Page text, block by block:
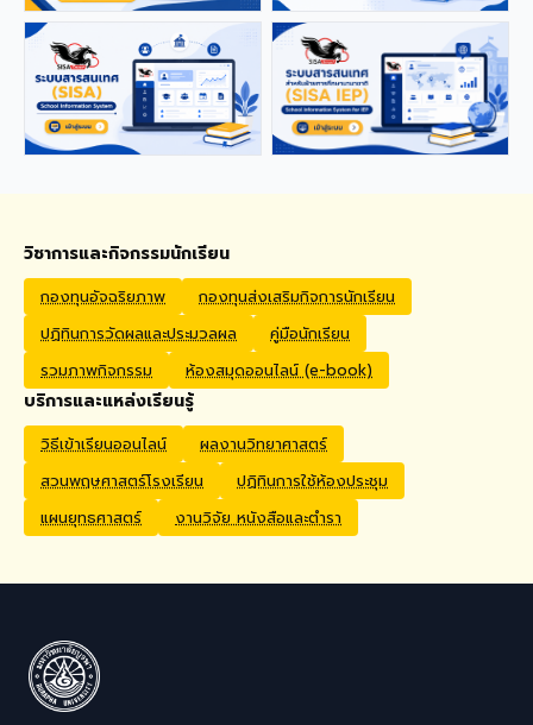
Salary: 30,000 – 40,000
THB Housing Allowance:
6,500 THB Full assistance
with Visa and Work Permit
extensions Private Health
Insurance cover
Speakers or Non-Native
English Speakers with a
verified TOEIC score of at
least 785. Prior teaching
experience is preferred.
Interested candidates
should submit their CV,
passport copy, degree
certificates, relevant
transcripts/documents,
introduction via email to
วิชาการและกิจกรรมนักเรียน
กองทุนอัจฉริยภาพ
กองทุนส่งเสริมกิจการนักเรียน
ปฏิทินการวัดผลและประมวลผล
คู่มือนักเรียน
รวมภาพกิจกรรม
ห้องสมุดออนไลน์ (e-book)
บริการและแหล่งเรียนรู้
วิธีเข้าเรียนออนไลน์
ผลงานวิทยาศาสตร์
สวนพฤษศาสตร์โรงเรียน
ปฏิทินการใช้ห้องประชุม
แผนยุทธศาสตร์
งานวิจัย หนังสือและตำรา